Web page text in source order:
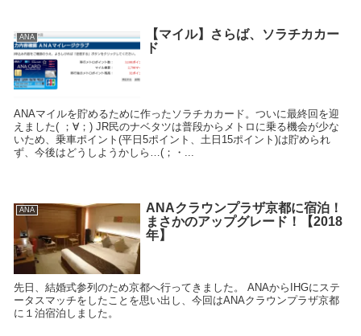
ANA
【マイル】さらば、ソラチカカー
ド
ANAマイルを貯めるために作ったソラチカカード。ついに最終回を迎
えました( ；∀；) JR民のナベタツは普段からメトロに乗る機会が少な
いため、乗車ポイント(平日5ポイント、土日15ポイント)は貯められ
ず、今後はどうしようかしら…(；・...
ANA
ANAクラウンプラザ京都に宿泊！
まさかのアップグレード！【2018
年】
先日、結婚式参列のため京都へ行ってきました。 ANAからIHGにステ
ータスマッチをしたことを思い出し、今回はANAクラウンプラザ京都
に１泊宿泊しました。